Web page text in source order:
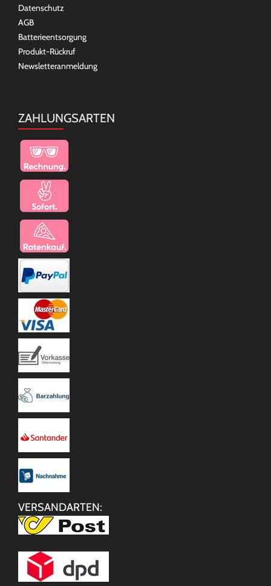
Datenschutz
AGB
Batterieentsorgung
Produkt-Rückruf
Newsletteranmeldung
ZAHLUNGSARTEN
VERSANDARTEN: